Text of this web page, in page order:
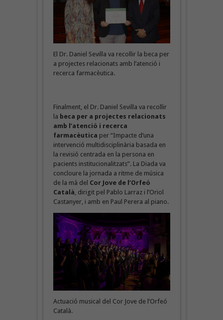
El Dr. Daniel Sevilla va recollir la beca per
a projectes relacionats amb l’atenció i
recerca farmacèutica.
Finalment, el Dr. Daniel Sevilla va recollir
la beca per a projectes relacionats
amb l’atenció i recerca
farmacèutica per “Impacte d’una
intervenció multidisciplinària basada en
la revisió centrada en la persona en
pacients institucionalitzats”. La Diada va
concloure la jornada a ritme de música
de la mà del Cor Jove de l’Orfeó
Català , dirigit pel Pablo Larraz i l’Oriol
Castanyer, i amb en Paul Perera al piano.
Actuació musical del Cor Jove de l’Orfeó
Català.